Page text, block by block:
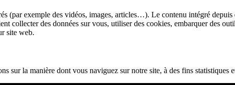
(par exemple des vidéos, images, articles…). Le contenu intégré
collecter des données sur vous, utiliser des cookies, embarquer des
site web.
sur la manière dont vous naviguez sur notre site, à des fins statistiques